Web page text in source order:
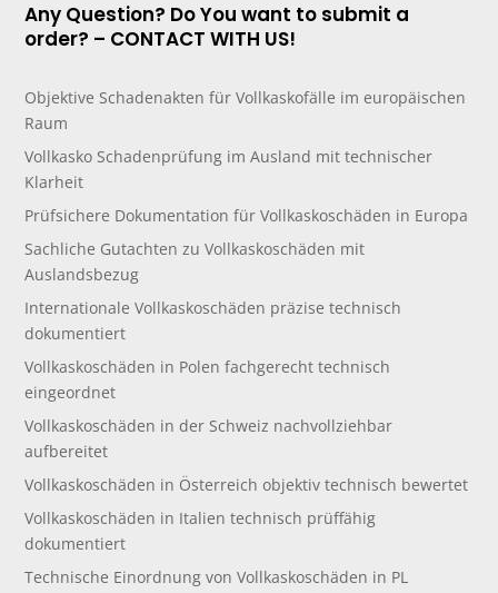
Any Question? Do You want to submit a
order? – CONTACT WITH US!
Objektive Schadenakten für Vollkaskofälle im europäischen
Raum
Vollkasko Schadenprüfung im Ausland mit technischer
Klarheit
Prüfsichere Dokumentation für Vollkaskoschäden in Europa
Sachliche Gutachten zu Vollkaskoschäden mit
Auslandsbezug
Internationale Vollkaskoschäden präzise technisch
dokumentiert
Vollkaskoschäden in Polen fachgerecht technisch
eingeordnet
Vollkaskoschäden in der Schweiz nachvollziehbar
aufbereitet
Vollkaskoschäden in Österreich objektiv technisch bewertet
Vollkaskoschäden in Italien technisch prüffähig
dokumentiert
Technische Einordnung von Vollkaskoschäden in PL